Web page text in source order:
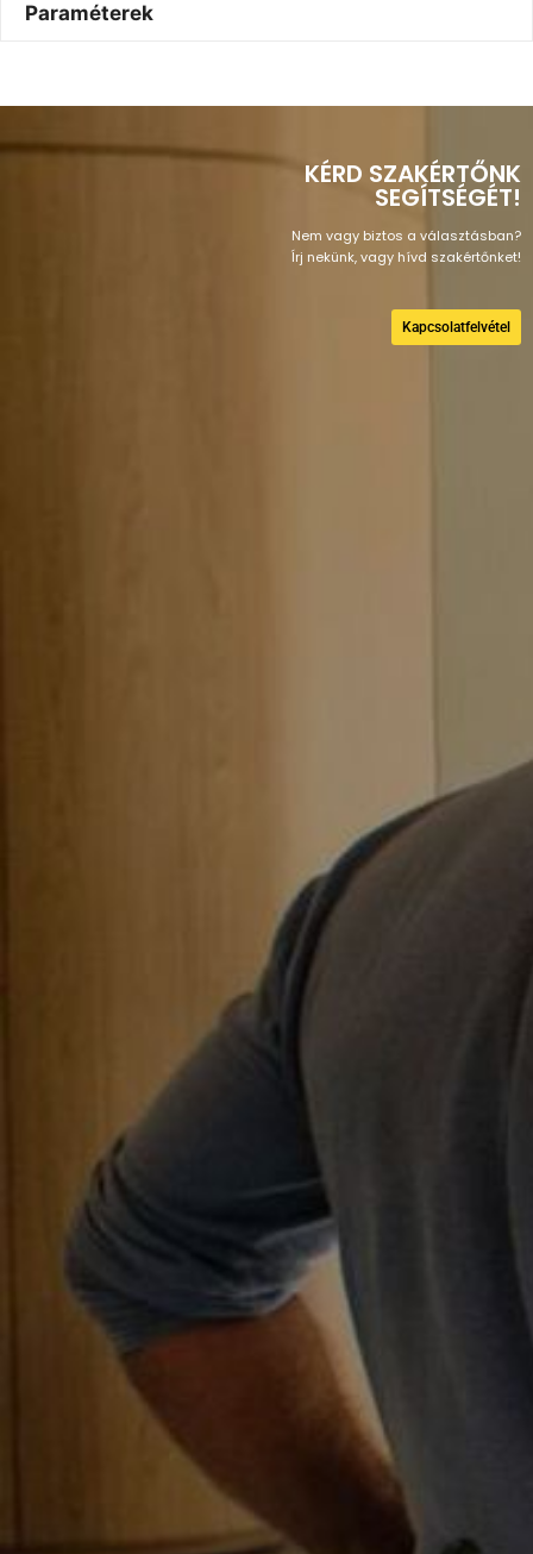
Paraméterek
KÉRD SZAKÉRTŐNK
SEGÍTSÉGÉT!
Nem vagy biztos a választásban?
Írj nekünk, vagy hívd szakértőnket!
Kapcsolatfelvétel